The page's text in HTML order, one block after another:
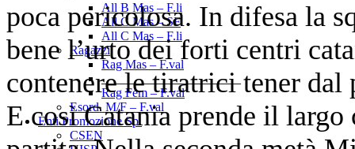
All B Mas – F.li
All C Mas – SF
All C Mas – F.li
Ragazzi
Rag Mas – F.val
______________________
Rag Fem – F.val
Esord. M/F – F.val
Enti Promozione Sp.
CSEN
poca pericolosa. In difesa la
bene l’urto dei forti centri
contenere le tiratrici tener
E così Catania prende il